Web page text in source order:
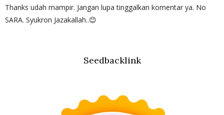
Thanks udah mampir. Jangan lupa tinggalkan komentar ya. No
SARA. Syukron Jazakallah..😊
Seedbacklink